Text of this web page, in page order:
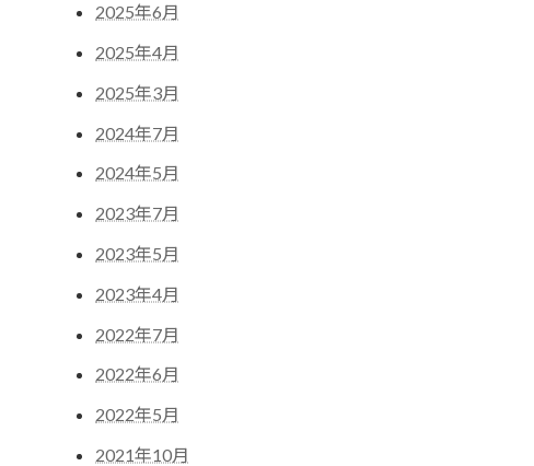
2025年6月
2025年4月
2025年3月
2024年7月
2024年5月
2023年7月
2023年5月
2023年4月
2022年7月
2022年6月
2022年5月
2021年10月